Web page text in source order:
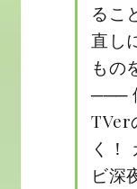
るこ
直し
もの
───
TVer
く！
ビ深